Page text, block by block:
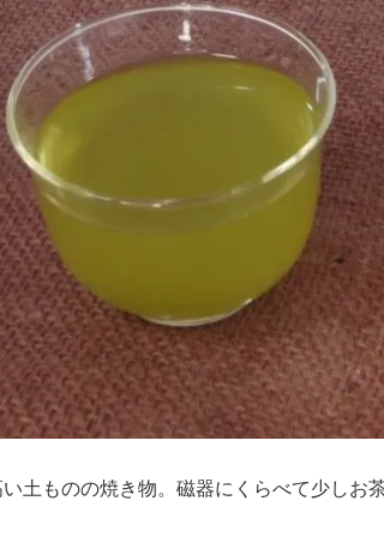
土ものの焼き物。磁器にくらべて少しお